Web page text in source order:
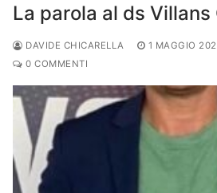
La parola al ds Villans
DAVIDE CHICARELLA 1 MAGGIO
0 COMMENTI